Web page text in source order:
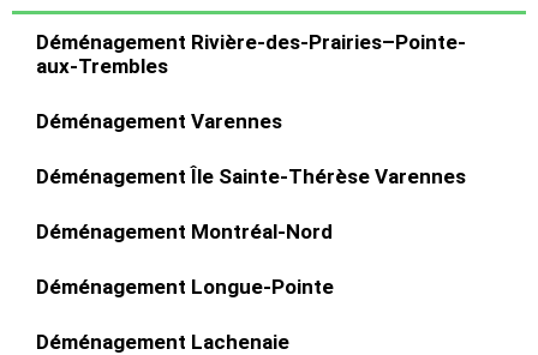
Déménagement Rivière-des-Prairies–Pointe-
aux-Trembles
Déménagement Varennes
Déménagement Île Sainte-Thérèse Varennes
Déménagement Montréal-Nord
Déménagement Longue-Pointe
Déménagement Lachenaie